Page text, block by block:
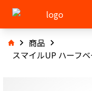
商品
スマイルUP ハーフ